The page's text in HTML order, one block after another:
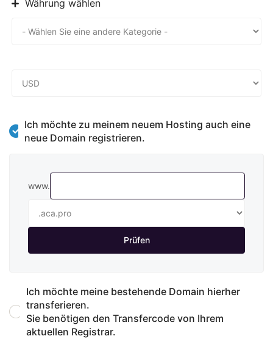
Währung wählen
Ich möchte zu meinem neuem Hosting auch eine
neue Domain registrieren.
www.
Prüfen
Ich möchte meine bestehende Domain hierher
transferieren.
Sie benötigen den Transfercode von Ihrem
aktuellen Registrar.